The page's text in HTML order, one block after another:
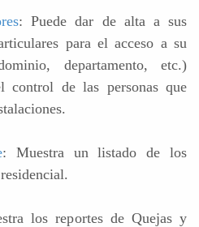
: Puede dar de alta a sus
para el acceso a su
departamento, etc.)
control de las personas que
: Muestra un listado de los
los reportes de Quejas y